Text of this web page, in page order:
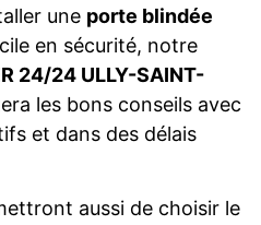
une porte blindée
en sécurité, notre
24/24 ULLY-SAINT-
les bons conseils avec
et dans des délais
aussi de choisir le